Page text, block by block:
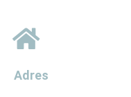
Adres